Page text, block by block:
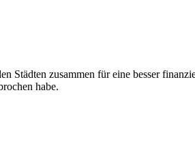
Städten zusammen für eine besser
habe.